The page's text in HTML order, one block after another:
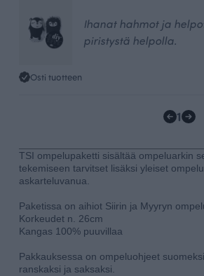
Ihanat hahmot ja
piristystä helpolla.
Osti tuotteen
1
TSI ompelupaketti sisältää ompeluarkin
tekemiseen tarvitset lisäksi yleiset
askarteluvanua.
Paketissa on aihiot Siirin ja Myyryn
Korkeudet n. 26cm
Kangas 100% puuvillaa
Pakkauksessa on ompeluohjeet
ranskaksi ja saksaksi.